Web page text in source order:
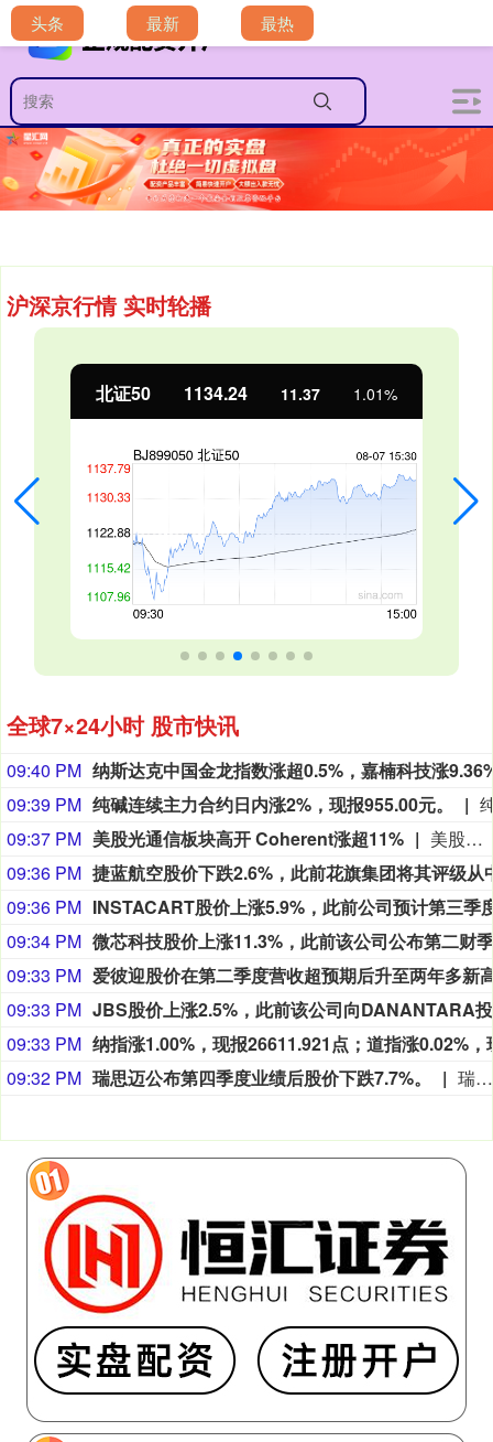
沪深京行情 实时轮播
北证50 1134.24 11.37 1.01%
全球7×24小时 股市快讯
09:40 PM
09:39 PM 纯碱连续主力合约日内涨2%，现报955.00元。
09:37 PM 美股光通信板块高开 Coherent涨超11%
美股光通信板块高开，Coherent涨超11%，Credo涨超7%，康宁、Lumentum涨超6%，迈威尔科技涨超4%。
09:36 PM
09:36 PM
09:34 PM
09:33 PM
09:33 PM
09:33 PM
09:32 PM 瑞思迈公布第四季度业绩后股价下跌7.7%。 瑞思迈公布第四季度业绩后股价下跌7.7%。
头条 最新 最热